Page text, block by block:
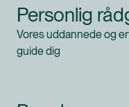
Personlig
Vores uddannede og
guide dig